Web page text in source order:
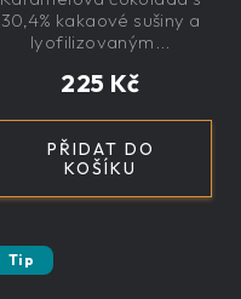
exkluzivní, dárková
225 Kč
PŘIDAT DO
KOŠÍKU
30,4% kakaové sušiny a
lyofilizovaným...
Tip